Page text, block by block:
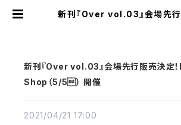
新刊『Over vol.03』会場先
新刊『Over vol.03』会場先行販売決定
Shop（5/5） 開催
2021/04/21 17:00